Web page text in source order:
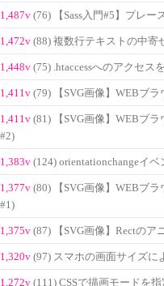
1,487v (76) 【Sass入門#5】プレー
1,472v (88) 複数行テキストの中寄
1,448v (75) .htaccessへのアクセス
1,411v (79) 【SVG画像】WEBブラ
1,411v (81) 【SVG画像】WEBブ
#2)
1,383v (124) orientationchangeイ
1,377v (80) 【SVG画像】WEBブ
#1)
1,375v (87) 【SVG画像】Rectのア
1,320v (97) スマホの画面サイズに
1,272v (111) CSSで描画モードを指